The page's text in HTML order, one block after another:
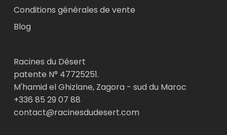
Conditions générales de vente
Blog
Racines du Désert
patente N° 47725251.
M'hamid el Ghizlane, Zagora - sud du Maroc
+336 85 29 07 88
contact@racinesdudesert.com